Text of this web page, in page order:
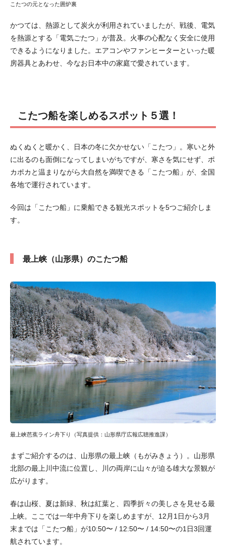
こたつの元となった囲炉裏
かつては、熱源として炭火が利用されていましたが、戦後、電気
を熱源とする「電気ごたつ」が普及。火事の心配なく安全に使用
できるようになりました。エアコンやファンヒーターといった暖
房器具とあわせ、今なお日本中の家庭で愛されています。
こたつ船を楽しめるスポット５選！
ぬくぬくと暖かく、日本の冬に欠かせない「こたつ」。寒いと外
に出るのも面倒になってしまいがちですが、寒さを気にせず、ポ
カポカと温まりながら大自然を満喫できる「こたつ船」が、全国
各地で運行されています。
今回は「こたつ船」に乗船できる観光スポットを5つご紹介しま
す。
最上峡（山形県）のこたつ船
最上峡芭蕉ライン舟下り（写真提供：山形県庁広報広聴推進課）
まずご紹介するのは、山形県の最上峡（もがみきょう）。山形県
北部の最上川中流に位置し、川の両岸に山々が迫る雄大な景観が
広がります。
春は山桜、夏は新緑、秋は紅葉と、四季折々の美しさを見せる最
上峡。ここでは一年中舟下りを楽しめますが、12月1日から3月
末までは「こたつ船」が10:50〜 / 12:50〜 / 14:50〜の1日3回運
航されています。